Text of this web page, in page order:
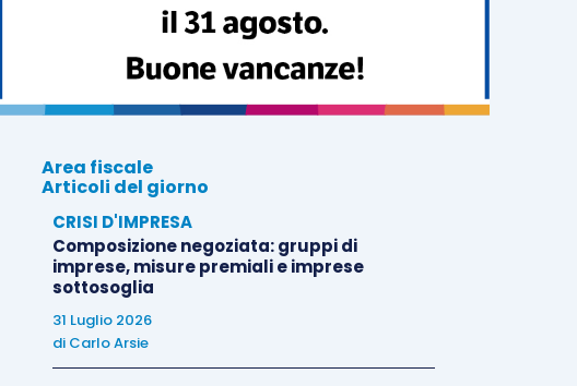
Area fiscale
Articoli del giorno
CRISI D'IMPRESA
Composizione negoziata: gruppi di
imprese, misure premiali e imprese
sottosoglia
31 Luglio 2026
di Carlo Arsie